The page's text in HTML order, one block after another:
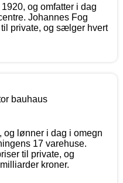
og omfatter i dag
Johannes Fog
private, og sælger hvert
og lønner i dag i omegn
17 varehuse.
til private, og
kroner.